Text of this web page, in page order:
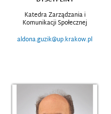
Katedra Zarządzania i
Komunikacji Społecznej
aldona.guzik@up.krakow.pl